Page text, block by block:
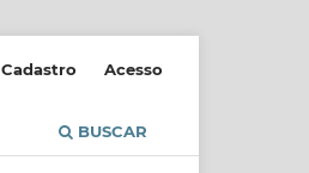
BUSCAR
Cadastro Acesso